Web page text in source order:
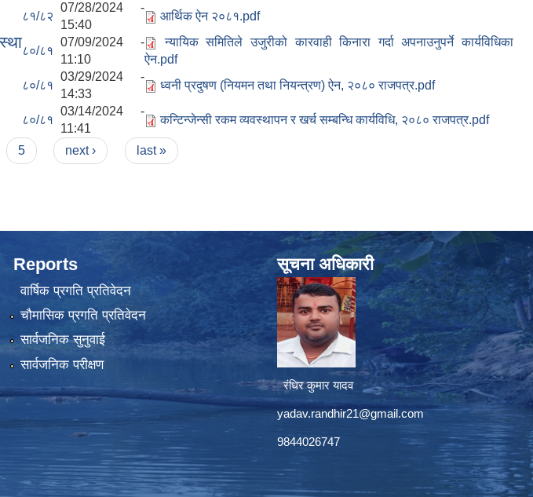
८१/८२
07/28/2024 -
15:40
आर्थिक ऐन २०८१.pdf
८०/८१
07/09/2024 -
11:10
न्यायिक समितिले उजुरीको कारवाही किनारा गर्दा अपनाउनुपर्ने कार्यविधिका
ऐन.pdf
८०/८१
03/29/2024 -
14:33
ध्वनी प्रदुषण (नियमन तथा नियन्त्रण) ऐन, २०८० राजपत्र.pdf
८०/८१
03/14/2024 -
11:41
कन्टिन्जेन्सी रकम व्यवस्थापन र खर्च सम्बन्धि कार्यविधि, २०८० राजपत्र.pdf
5 next › last »
Reports
वार्षिक प्रगति प्रतिवेदन
चौमासिक प्रगति प्रतिवेदन
सार्वजनिक सुनुवाई
सार्वजनिक परीक्षण
सूचना अधिकारी
रंधिर कुमार यादव
yadav.randhir21@gmail.com
9844026747